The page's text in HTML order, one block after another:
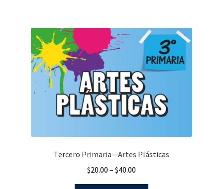
Tercero Primaria—Artes Plásticas
$20.00 – $40.00